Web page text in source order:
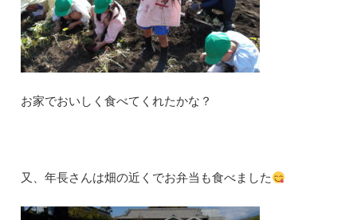
お家でおいしく食べてくれたかな？
又、年長さんは畑の近くでお弁当も食べました